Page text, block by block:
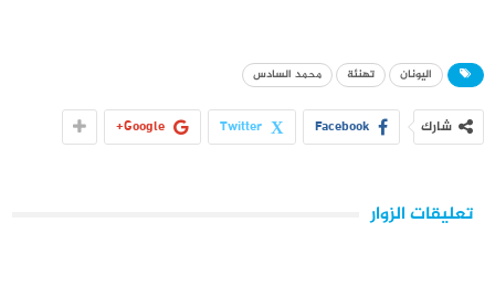
اليونان تهنئة محمد السادس
شارك Facebook
Twitter
Google+
تعليقات الزوار